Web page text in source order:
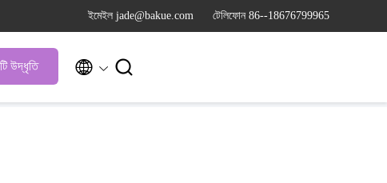
ইমেইল jade@bakue.com টেলিফোন 86--18676799965
উদ্ধৃতি  